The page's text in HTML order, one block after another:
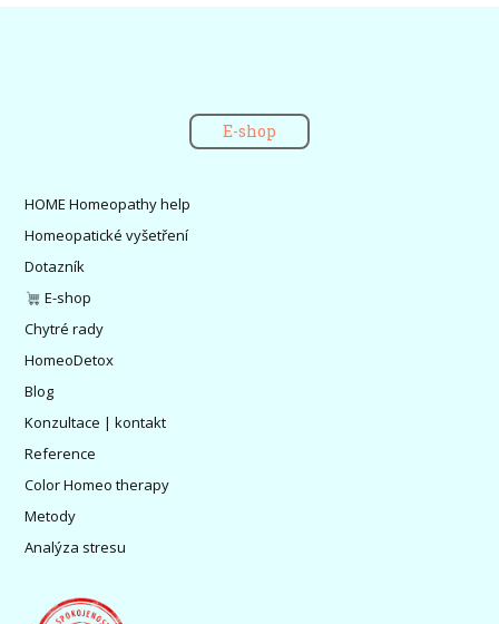
E-shop
HOME Homeopathy help
Homeopatické vyšetření
Dotazník
E-shop
Chytré rady
HomeoDetox
Blog
Konzultace | kontakt
Reference
Color Homeo therapy
Metody
Analýza stresu